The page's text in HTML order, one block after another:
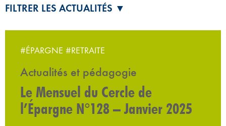
FILTRER LES ACTUALITÉS ▼
#ÉPARGNE #RETRAITE
Actualités et pédagogie
Le Mensuel du Cercle de
l’Épargne N°128 – Janvier 2025